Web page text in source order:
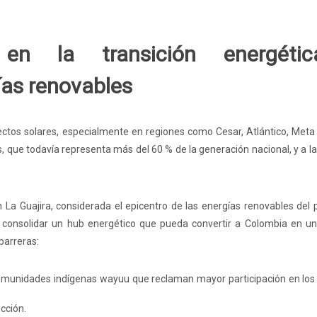
la transición
renovables
solares, especialmente en regiones como Cesar, Atlántico, Meta
que todavía representa más del 60 % de la generación nacional, y a
Guajira, considerada el epicentro de las energías renovables del
un hub energético que pueda convertir a Colombia en
indígenas wayuu que reclaman mayor participación en